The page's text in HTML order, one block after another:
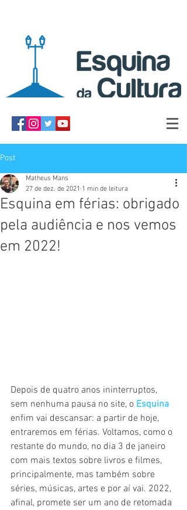
Post
Esquina em férias: obrigado
pela audiência e nos vemos
em 2022!
Matheus Mans
27 de dez. de 2021 1 min de leitura
Depois de quatro anos ininterruptos,
sem nenhuma pausa no site, o Esquina
enfim vai descansar: a partir de hoje,
entraremos em férias. Voltamos, como o
restante do mundo, no dia 3 de janeiro
com mais textos sobre livros e filmes,
principalmente, mas também sobre
séries, músicas, artes e por aí vai. 2022,
afinal, promete ser um ano de retomada